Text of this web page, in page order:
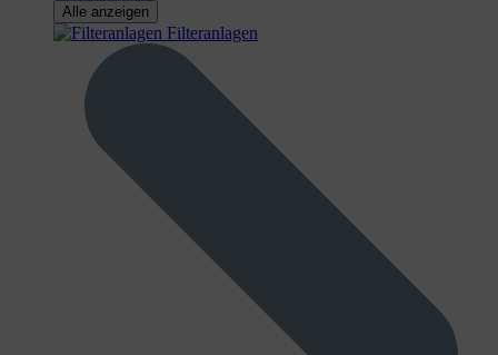
Alle anzeigen
Filteranlagen